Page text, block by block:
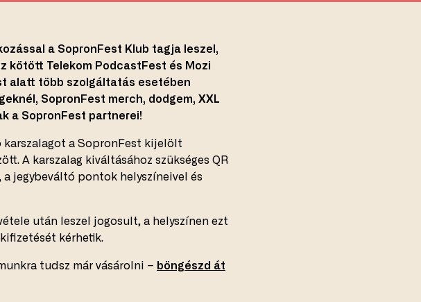
a SopronFest Klub tagja leszel,
kötött Telekom PodcastFest és Mozi
alatt több szolgáltatás esetében
SopronFest merch, dodgem, XXL
a SopronFest partnerei!
karszalagot a SopronFest kijelölt
A karszalag kiváltásához szükséges QR
jegybeváltó pontok helyszíneivel és
után leszel jogosult, a helyszínen ezt
kérhetik.
tudsz már vásárolni – böngészd át